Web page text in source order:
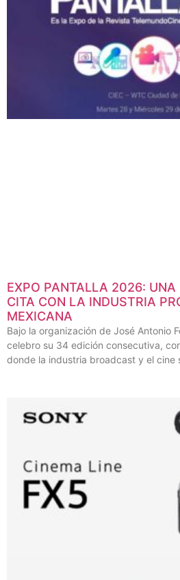
EXPO PANTALLA 2026: UNA
CITA CON LA INDUSTRIA
MEXICANA
Bajo la organización de José Antonio
celebro su 34 edición consecutiva,
donde la industria broadcast y el cine